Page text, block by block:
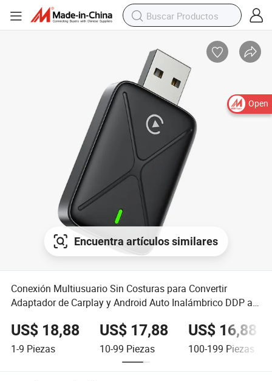
Open
Encuentra artículos similares
Conexión Multiusuario Sin Costuras para Convertir
Adaptador de Carplay y Android Auto Inalámbrico DDP a
US$ 18,88
1-9 Piezas
US$ 17,88
10-99 Piezas
US$ 16,88
100-199 Piezas